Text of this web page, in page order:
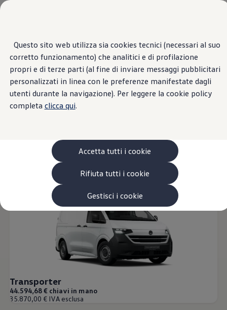
Questo sito web utilizza sia cookies tecnici (necessari al suo
corretto funzionamento) che analitici e di profilazione
propri e di terze parti (al fine di inviare messaggi pubblicitari
personalizzati in linea con le preferenze manifestate dagli
utenti durante la navigazione). Per leggere la cookie policy
completa clicca qui.
Accetta tutti i cookie
Rifiuta tutti i cookie
Gestisci i cookie
Passa ai
contenuti
principali
Passa
a
fondo
pagina
VanLife
Pick-up
Veicoli Commerciali Elettrici
Van
Modelli precedenti
Confronta i modelli
Configurazioni salvate
Volkswagen Auto
Acquista il tuo Veicolo Volkswagen
Ecoincentivi Volkswagen
5 Plus
Usato Certificato
Garanzia Usato
Assicurazioni
Clienti Business
Gamma, promozioni e servizi
Service Flotte
Area Contatti Clienti Business
Progetto Valore Volkswagen
Più Credito
Noleggio
Leasing Finanziario
Servizi Assicurativi
Polizza Protezione Credito
Assicurazione GAP Protezioneventi
Estensione Garanzia Usato
Home Page Scopri i modelli
12 Modelli
Disponibile anche in versione elettrica
Disponibile anche in versione ibrida
Transporter
44.594,68 € chiavi in mano
35.870,00 € IVA esclusa